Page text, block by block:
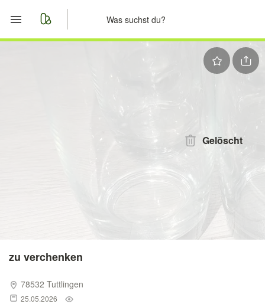
Anzeige aufgeben
Gelöscht
zu verchenken
78532 Tuttlingen
25.05.2026